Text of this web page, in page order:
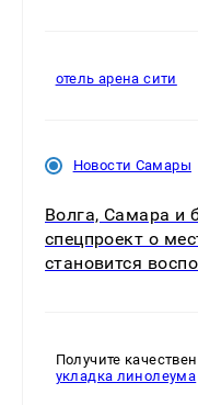
отель арена сити
Новости Самары
Волга, Самара и
спецпроект о
становится
Получите
укладка линолеума